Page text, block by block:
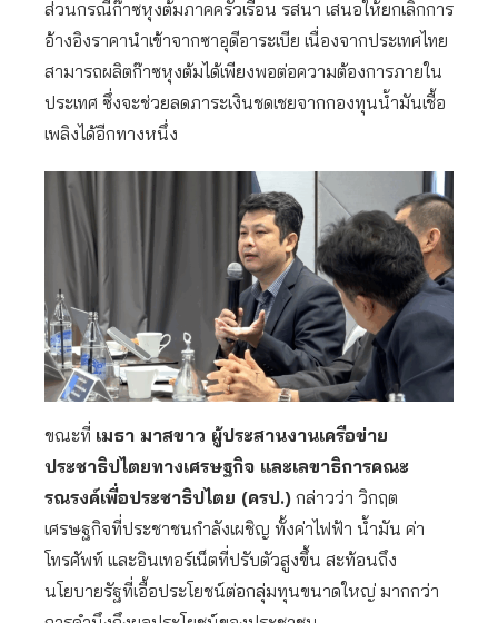
ส่วนกรณีก๊าซหุงต้มภาคครัวเรือน รสนา เสนอให้ยกเลิกการ
อ้างอิงราคานำเข้าจากซาอุดีอาระเบีย เนื่องจากประเทศไทย
สามารถผลิตก๊าซหุงต้มได้เพียงพอต่อความต้องการภายใน
ประเทศ ซึ่งจะช่วยลดภาระเงินชดเชยจากกองทุนน้ำมันเชื้อ
เพลิงได้อีกทางหนึ่ง
ขณะที่ เมธา มาสขาว ผู้ประสานงานเครือข่าย
ประชาธิปไตยทางเศรษฐกิจ และเลขาธิการคณะ
รณรงค์เพื่อประชาธิปไตย (ครป.) กล่าวว่า วิกฤต
เศรษฐกิจที่ประชาชนกำลังเผชิญ ทั้งค่าไฟฟ้า น้ำมัน ค่า
โทรศัพท์ และอินเทอร์เน็ตที่ปรับตัวสูงขึ้น สะท้อนถึง
นโยบายรัฐที่เอื้อประโยชน์ต่อกลุ่มทุนขนาดใหญ่ มากกว่า